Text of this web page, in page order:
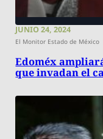
JUNIO 24, 2024
El Monitor Estado de México
Edoméx
que invadan el